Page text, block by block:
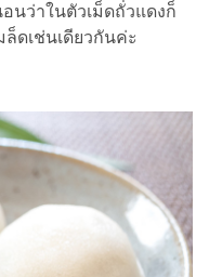
นว่าในตัวเม็ดถั่วแดงก็
ดเช่นเดียวกันค่ะ